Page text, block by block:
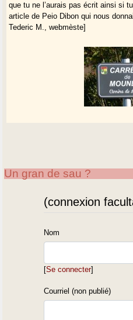
que tu ne l’aurais pas écrit ainsi si
article de Peio Dibon qui nous
Tederic M., webmèste]
Un gran de sau ?
(connexion
Nom
[Se connecter]
Courriel (non publié)